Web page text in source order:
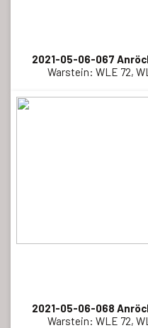
2021-05-06-067
Warstein: WLE 72,
2021-05-06-068
Warstein: WLE 72,